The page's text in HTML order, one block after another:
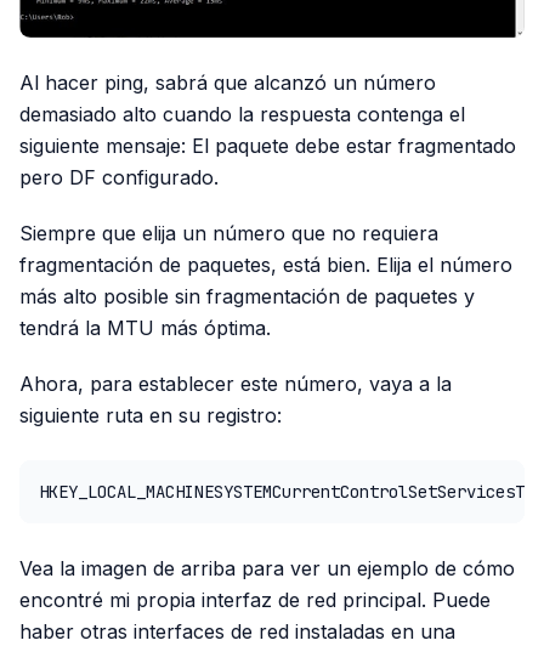
Al hacer ping, sabrá que alcanzó un número
demasiado alto cuando la respuesta contenga el
siguiente mensaje: El paquete debe estar fragmentado
pero DF configurado.
Siempre que elija un número que no requiera
fragmentación de paquetes, está bien. Elija el número
más alto posible sin fragmentación de paquetes y
tendrá la MTU más óptima.
Ahora, para establecer este número, vaya a la
siguiente ruta en su registro:
Vea la imagen de arriba para ver un ejemplo de cómo
encontré mi propia interfaz de red principal. Puede
haber otras interfaces de red instaladas en una